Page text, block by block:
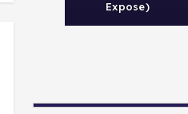
Expose)